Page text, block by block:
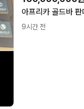
9시간 전